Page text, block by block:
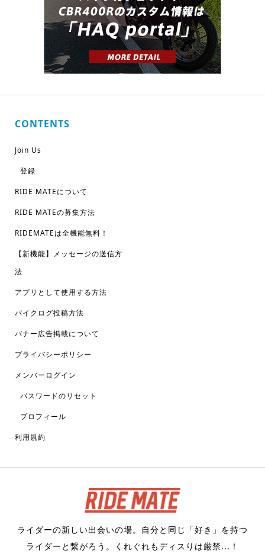
CONTENTS
Join Us
登録
RIDE MATEについて
RIDE MATEの募集方法
RIDEMATEは全機能無料！
【新機能】メッセージの送信方
法
アプリとして使用する方法
バイクログ投稿方法
バナー広告掲載について
プライバシーポリシー
メンバーログイン
パスワードのリセット
プロフィール
利用規約
ライダーの新しい出会いの場。自分と同じ「好き」を持つ
ライダーと繋がろう。くれぐれもディスりは厳禁...！